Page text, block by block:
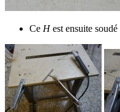
Ce Hest ensuite